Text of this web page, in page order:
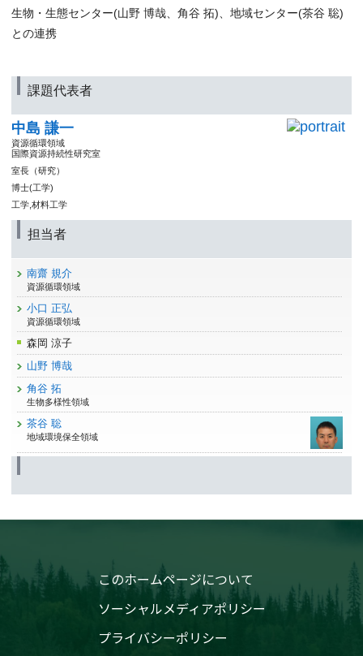
生物・生態センター(山野 博哉、角谷 拓)、地域センター(茶谷 聡)
との連携
課題代表者
中島 謙一
資源循環領域
国際資源持続性研究室
室長（研究）
博士(工学)
工学,材料工学
担当者
南齋 規介
資源循環領域
小口 正弘
資源循環領域
森岡 涼子
山野 博哉
角谷 拓
生物多様性領域
茶谷 聡
地域環境保全領域
このホームページについて
ソーシャルメディアポリシー
プライバシーポリシー